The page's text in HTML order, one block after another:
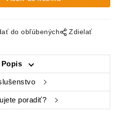
do obľúbených Zdielať
Popis
poradiť?